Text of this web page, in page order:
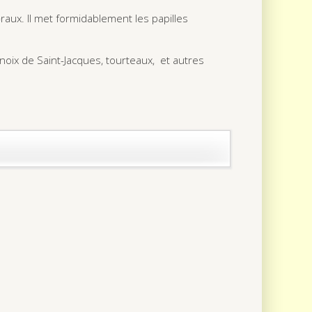
Il met formidablement les papilles
de Saint-Jacques, tourteaux, et autres